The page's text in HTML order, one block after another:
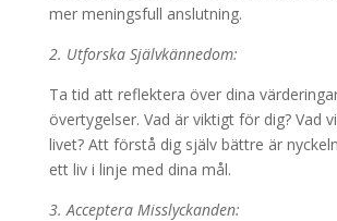
mer meningsfull anslutning.
2. Utforska Självkännedom:
Ta tid att reflektera över dina
övertygelser. Vad är viktigt för dig? Vad
livet? Att förstå dig själv bättre är
ett liv i linje med dina mål.
3. Acceptera Misslyckanden: